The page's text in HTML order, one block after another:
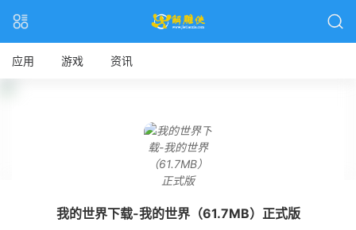
应用 游戏 资讯
我的世界下载-我的世界（61.7MB）正式版